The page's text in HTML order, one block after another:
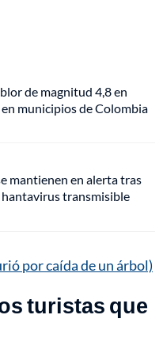
de magnitud 4,8 en
municipios de Colombia
mantienen en alerta tras
transmisible
por caída de un árbol)
turistas que